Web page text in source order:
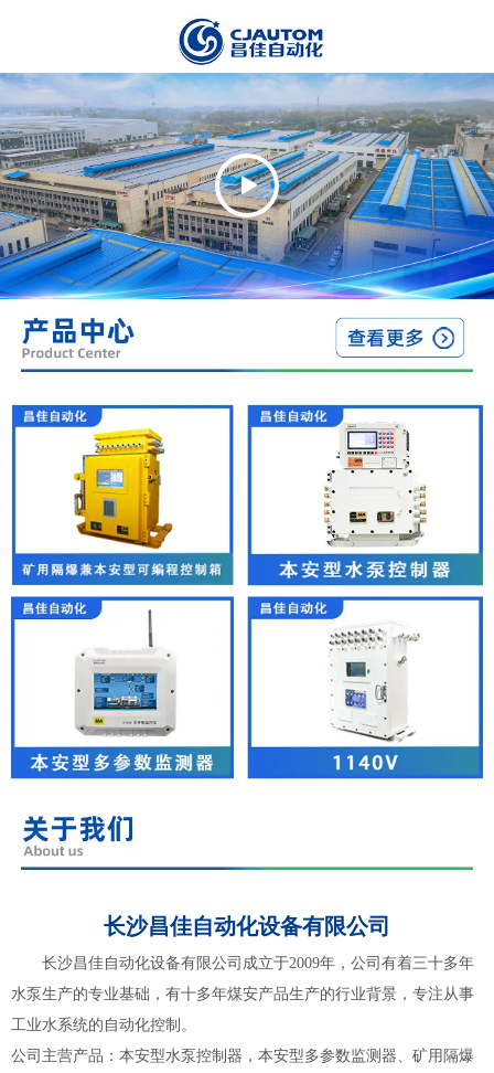
长沙昌佳自动化设备有限公司
长沙昌佳自动化设备有限公司成立于2009年，公司有着三十多年
水泵生产的专业基础，有十多年煤安产品生产的行业背景，专注从事
工业水系统的自动化控制。
公司主营产品：本安型水泵控制器，本安型多参数监测器、矿用隔爆